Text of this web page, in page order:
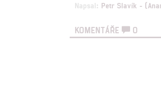
Napsal: Petr Slavík -
KOMENTÁŘE 0